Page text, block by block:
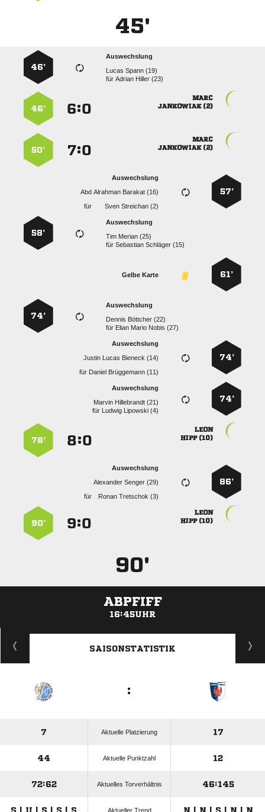
45'
Auswechslung
  
für  
46’

 
:
46’

 
:
50’
57’
Auswechslung
   
für
  
Auswechslung
  
für  
58’
61’
Gelbe Karte
Auswechslung
  
für    
74’
74’
Auswechslung
   
für   
74’
Auswechslung
  
für   

 
:
78’
86’
Auswechslung
  
für
  

 
:
90’
90'
ABPFIFF
16:45UHR
ANZEIGE
SAISONSTATISTIK
:
7 Aktuelle Platzierung 17
44 Aktuelle Punktzahl 12
72:62 Aktuelles Torverhältnis 46:145
S | U | S | S | S Aktueller Trend N | N | S | N | N